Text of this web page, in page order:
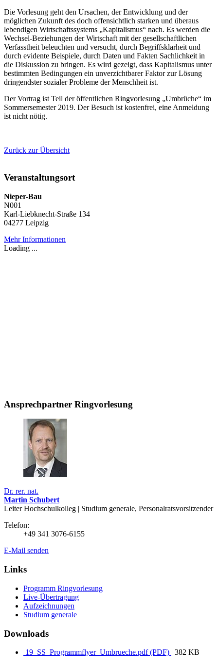
Die Vorlesung geht den Ursachen, der Entwicklung und der
möglichen Zukunft des doch offensichtlich starken und überaus
lebendigen Wirtschaftssystems „Kapitalismus“ nach. Es werden die
Wechsel-Beziehungen der Wirtschaft mit der gesellschaftlichen
Verfasstheit beleuchten und versucht, durch Begriffsklarheit und
durch evidente Beispiele, durch Daten und Fakten Sachlichkeit in
die Diskussion zu bringen. Es wird gezeigt, dass Kapitalismus unter
bestimmten Bedingungen ein unverzichtbarer Faktor zur Lösung
dringendster sozialer Probleme der Menschheit ist.
Der Vortrag ist Teil der öffentlichen Ringvorlesung „Umbrüche“ im
Sommersemester 2019. Der Besuch ist kostenfrei, eine Anmeldung
ist nicht nötig.
Zurück zur Übersicht
Veranstaltungsort
Nieper-Bau
N001
Karl-Liebknecht-Straße 134
04277 Leipzig
Mehr Informationen
Loading ...
Ansprechpartner Ringvorlesung
Dr. rer. nat.
Martin Schubert
Leiter Hochschulkolleg | Studium generale, Personalratsvorsitzender
Telefon:
+49 341 3076-6155
E-Mail senden
Links
Programm Ringvorlesung
Live-Übertragung
Aufzeichnungen
Studium generale
Downloads
19_SS_Programmflyer_Umbrueche.pdf (PDF) | 382 KB